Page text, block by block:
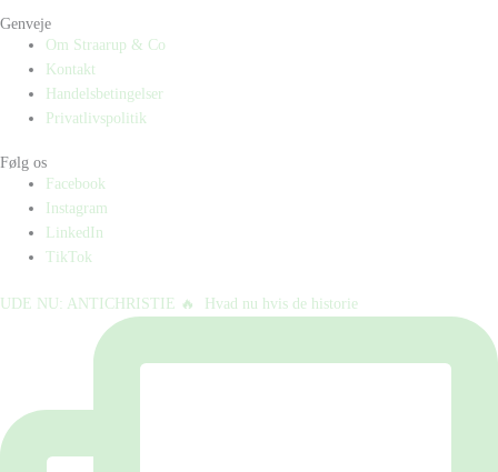
Genveje
Om Straarup & Co
Kontakt
Handelsbetingelser
Privatlivspolitik
Følg os
Facebook
Instagram
LinkedIn
TikTok
UDE NU: ANTICHRISTIE 🔥⁠ ⁠ Hvad nu hvis de historie